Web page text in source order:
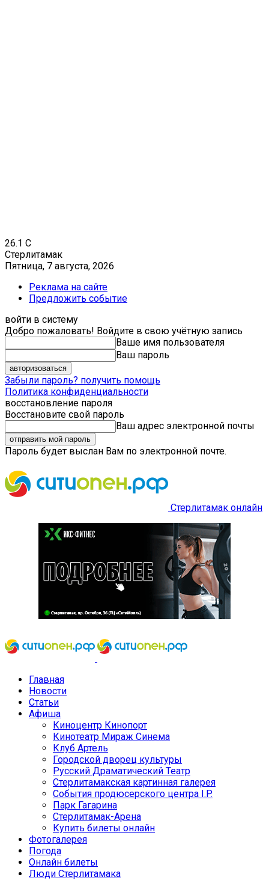
26.1 C
Стерлитамак
Пятница, 7 августа, 2026
Реклама на сайте
Предложить событие
войти в систему
Добро пожаловать! Войдите в свою учётную запись
Ваше имя пользователя
Ваш пароль
Забыли пароль? получить помощь
Политика конфиденциальности
восстановление пароля
Восстановите свой пароль
Ваш адрес электронной почты
Пароль будет выслан Вам по электронной почте.
Стерлитамак онлайн
Главная
Новости
Статьи
Афиша
Киноцентр Кинопорт
Кинотеатр Мираж Синема
Клуб Артель
Городской дворец культуры
Русский Драматический Театр
Стерлитамакская картинная галерея
События продюсерского центра I.P.
Парк Гагарина
Стерлитамак-Арена
Купить билеты онлайн
Фотогалерея
Погода
Онлайн билеты
Люди Стерлитамака